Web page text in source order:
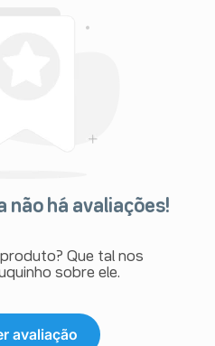
não há avaliações!
Que tal nos
sobre ele.
avaliação